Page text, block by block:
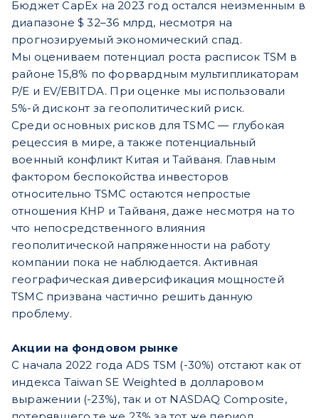
Бюджет CapEx на 2023 год остался неизменным в
диапазоне $ 32–36 млрд, несмотря на
прогнозируемый экономический спад.
Мы оцениваем потенциал роста расписок TSM в
районе 15,8% по форвардным мультипликаторам
P/E и EV/EBITDA. При оценке мы использовали
5%-й дисконт за геополитический риск.
Среди основных рисков для TSMC — глубокая
рецессия в мире, а также потенциальный
военный конфликт Китая и Тайваня. Главным
фактором беспокойства инвесторов
относительно TSMC остаются непростые
отношения КНР и Тайваня, даже несмотря на то
что непосредственного влияния
геополитической напряженности на работу
компании пока не наблюдается. Активная
географическая диверсификация мощностей
TSMC призвана частично решить данную
проблему.
Акции на фондовом рынке
С начала 2022 года ADS TSM (-30%) отстают как от
индекса Taiwan SE Weighted в долларовом
выражении (-23%), так и от NASDAQ Composite,